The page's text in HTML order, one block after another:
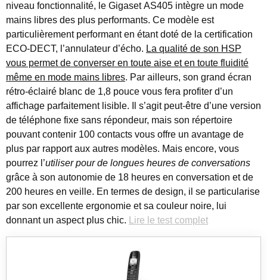
niveau fonctionnalité, le Gigaset AS405 intègre un mode
mains libres des plus performants. Ce modèle est
particulièrement performant en étant doté de la certification
ECO-DECT, l’annulateur d’écho. La qualité de son HSP
vous permet de converser en toute aise et en toute fluidité
même en mode mains libres. Par ailleurs, son grand écran
rétro-éclairé blanc de 1,8 pouce vous fera profiter d’un
affichage parfaitement lisible. Il s’agit peut-être d’une version
de téléphone fixe sans répondeur, mais son répertoire
pouvant contenir 100 contacts vous offre un avantage de
plus par rapport aux autres modèles. Mais encore, vous
pourrez l’utiliser pour de longues heures de conversations
grâce à son autonomie de 18 heures en conversation et de
200 heures en veille. En termes de design, il se particularise
par son excellente ergonomie et sa couleur noire, lui
donnant un aspect plus chic.
Lire le test complet